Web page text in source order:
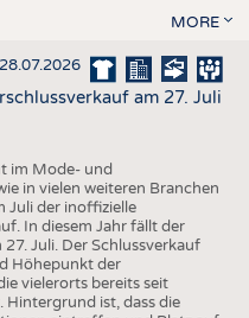
MORE
28.07.2026
am 27. Juli
im Mode- und
in vielen weiteren Branchen
Juli der inoffizielle
In diesem Jahr fällt der
Juli. Der Schlussverkauf
Höhepunkt der
vielerorts bereits seit
Hintergrund ist, dass die